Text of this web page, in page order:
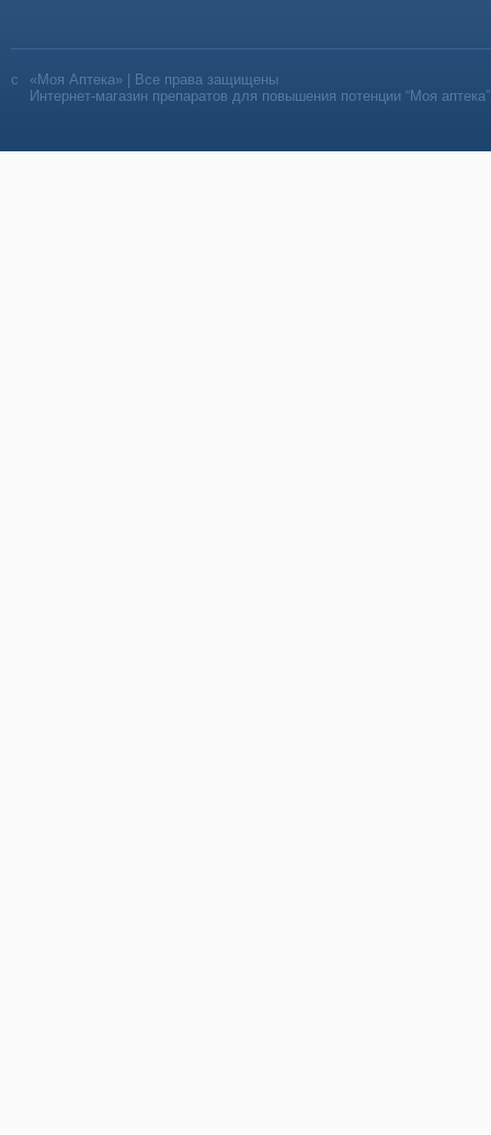
«Моя Аптека» | Все права защищены
Интернет-магазин препаратов для повышения потенции “Моя